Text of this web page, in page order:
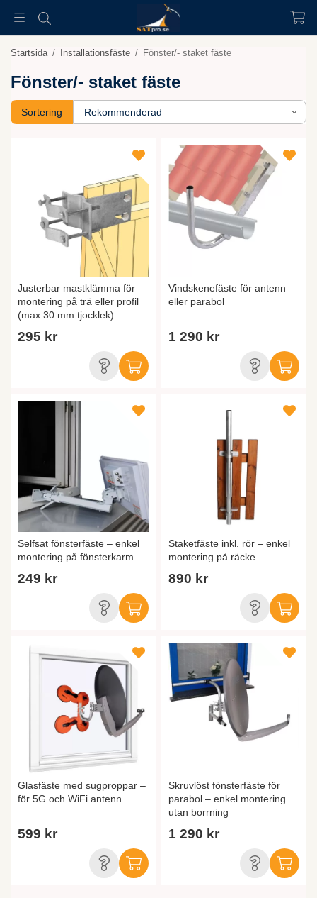
Startsida / Installationsfäste / Fönster/- staket fäste
Fönster/- staket fäste
Sortering
Justerbar mastklämma för
montering på trä eller profil
(max 30 mm tjocklek)
295 kr
Vindskenefäste för antenn
eller parabol
1 290 kr
Selfsat fönsterfäste – enkel
montering på fönsterkarm
249 kr
Staketfäste inkl. rör – enkel
montering på räcke
890 kr
Glasfäste med sugproppar –
för 5G och WiFi antenn
599 kr
Skruvlöst fönsterfäste för
parabol – enkel montering
utan borrning
1 290 kr